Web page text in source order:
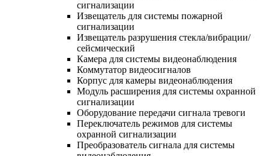
сигнализации
Извещатель для системы пожарной
сигнализации
Извещатель разрушения стекла/вибрации/
сейсмический
Камера для системы видеонаблюдения
Коммутатор видеосигналов
Корпус для камеры видеонаблюдения
Модуль расширения для системы охранной
сигнализации
Оборудование передачи сигнала тревоги
Переключатель режимов для системы
охранной сигнализации
Преобразователь сигнала для системы